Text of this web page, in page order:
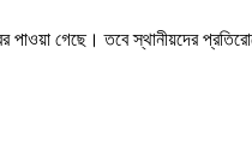
গেছে। তবে স্থানীয়দের